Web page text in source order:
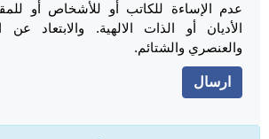
عدم الإساءة للكاتب أو للأشخاص أو
الأديان أو الذات الالهية. والابتعاد
والعنصري والشتائم.